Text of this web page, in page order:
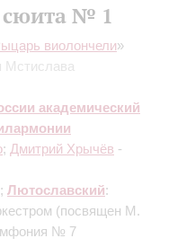
сюита № 1
виолончели»
Мстислава
академический
; Дмитрий Хрычёв -
Лютославский:
(посвящен М.
№ 7